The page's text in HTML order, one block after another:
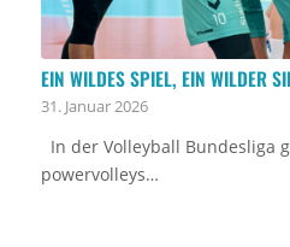
EIN WILDES SPIEL, EIN WILDER
31. Januar 2026
In der Volleyball Bundesliga
powervolleys…